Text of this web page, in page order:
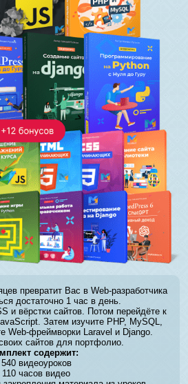
превратит Вас в Web-разработчика
достаточно 1 час в день.
и вёрстки сайтов. Потом перейдёте к
Затем изучите PHP, MySQL,
Web-фреймворки Laravel и Django.
сайтов для портфолио.
содержит:
видеоуроков
110 часов видео